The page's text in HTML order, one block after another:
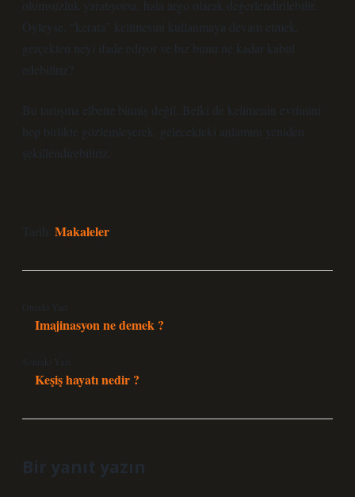
olumsuzluk yaratıyorsa, hala argo olarak değerlendirilebilir.
Öyleyse, “kerata” kelimesini kullanmaya devam etmek,
gerçekten neyi ifade ediyor ve biz bunu ne kadar kabul
edebiliriz?
Bu tartışma elbette bitmiş değil. Belki de kelimenin evrimini
hep birlikte gözlemleyerek, gelecekteki anlamını yeniden
şekillendirebiliriz.
Tarih: Makaleler
Önceki Yazı
Imajinasyon ne demek ?
Sonraki Yazı
Keşiş hayatı nedir ?
Bir yanıt yazın